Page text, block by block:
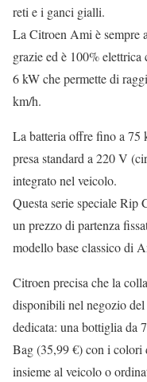
reti e i ganci gialli.
La Citroen Ami è sempre
grazie ed è 100%
6 kW che permette di
km/h.
La batteria offre fino a 75
presa standard a 220 V
integrato nel veicolo.
Questa serie speciale Rip
un prezzo di partenza
modello base classico di
Citroen precisa che la
disponibili nel negozio
dedicata: una bottiglia da
Bag (35,99 €) con i colori
insieme al veicolo o